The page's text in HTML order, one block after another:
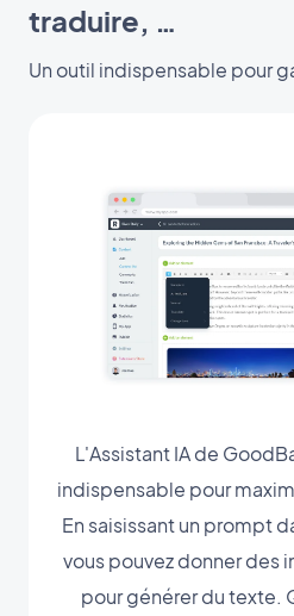
traduire, …
Un outil indispensable pour
L'Assistant IA de
indispensable pour
En saisissant un prompt
vous pouvez donner des
pour générer du texte.